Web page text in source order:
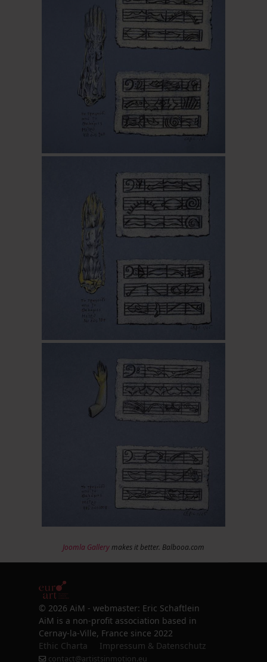
Joomla Gallerymakes it better. Balbooa.com
© 2026 AiM - webmaster: Eric Schaftlein
AiM is a non-profit association based in
Cernay-la-Ville, France since 2022
Ethic Charta
Impressum & Datenschutz
contact@artistsinmotion.eu